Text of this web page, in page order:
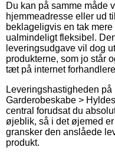
Du kan på samme måde
hjemmeadresse eller ud
beklageligvis en tak
ualmindeligt fleksibel.
leveringsudgave vil dog
produkterne, som jo står
tæt på internet
Leveringshastigheden
Garderobeskabe >
central forudsat du
øjeblik, så i det øjemed
gransker den anslåede
produkt.